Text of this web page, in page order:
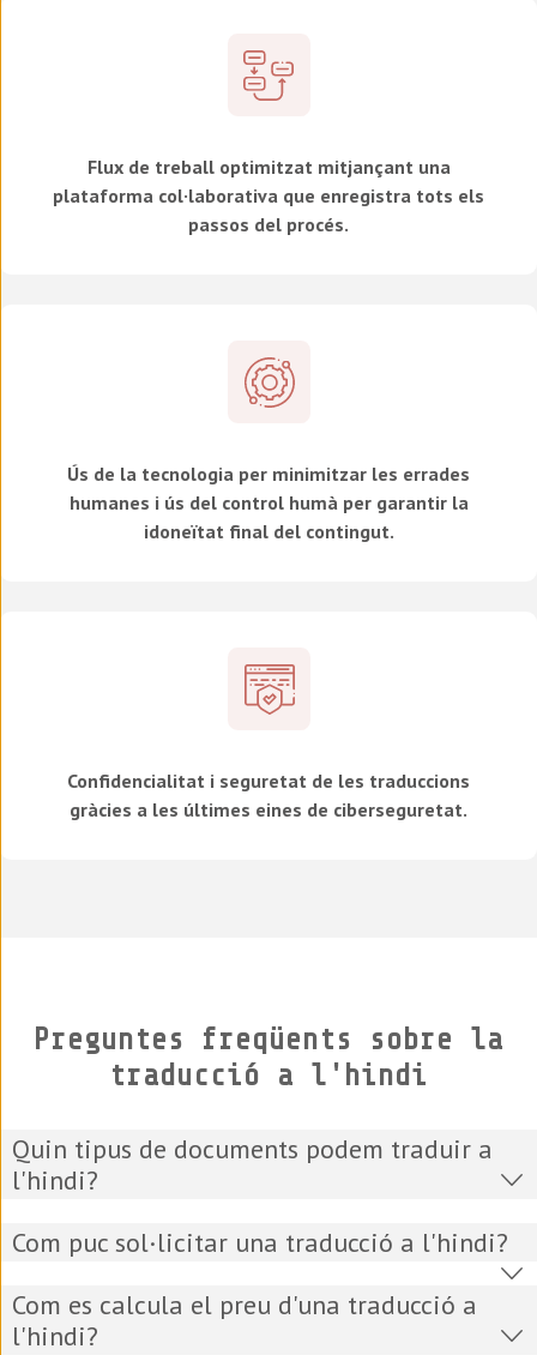
Flux de treball optimitzat mitjançant una
plataforma col·laborativa que enregistra tots els
passos del procés.
Ús de la tecnologia per minimitzar les errades
humanes i ús del control humà per garantir la
idoneïtat final del contingut.
Confidencialitat i seguretat de les traduccions
gràcies a les últimes eines de ciberseguretat.
Preguntes freqüents sobre la
traducció a l'hindi
Quin tipus de documents podem traduir a
l'hindi?
Com puc sol·licitar una traducció a l'hindi?
Com es calcula el preu d'una traducció a
l'hindi?